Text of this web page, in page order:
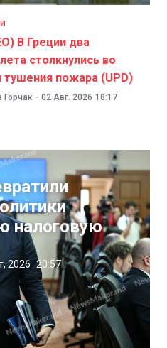
В Греции два
столкнулись во
тушения пожара (UPD)
Горчак - 02 Авг. 2026 18:17
налоговую
2026 20:57